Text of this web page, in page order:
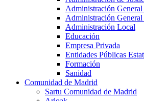
Administración
Administración General
Administración Local
Educación
Empresa Privada
Entidades Públicas
Formación
Sanidad
Comunidad de Madrid
Sartu Comunidad de Madrid